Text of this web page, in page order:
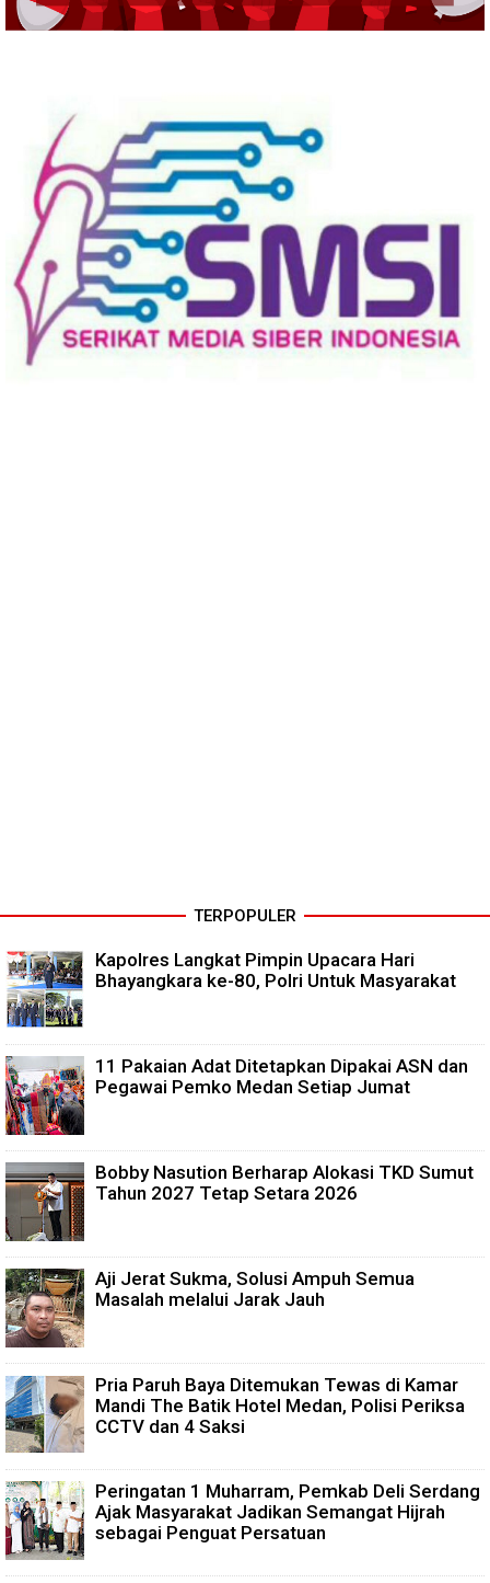
TERPOPULER
Kapolres Langkat Pimpin Upacara Hari
Bhayangkara ke-80, Polri Untuk Masyarakat
11 Pakaian Adat Ditetapkan Dipakai ASN dan
Pegawai Pemko Medan Setiap Jumat
Bobby Nasution Berharap Alokasi TKD Sumut
Tahun 2027 Tetap Setara 2026
Aji Jerat Sukma, Solusi Ampuh Semua
Masalah melalui Jarak Jauh
Pria Paruh Baya Ditemukan Tewas di Kamar
Mandi The Batik Hotel Medan, Polisi Periksa
CCTV dan 4 Saksi
Peringatan 1 Muharram, Pemkab Deli Serdang
Ajak Masyarakat Jadikan Semangat Hijrah
sebagai Penguat Persatuan